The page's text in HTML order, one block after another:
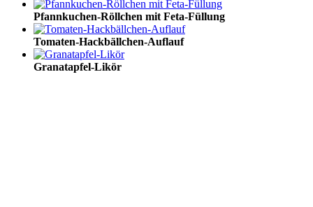
Pfannkuchen-Röllchen mit Feta-Füllung
Tomaten-Hackbällchen-Auflauf
Granatapfel-Likör